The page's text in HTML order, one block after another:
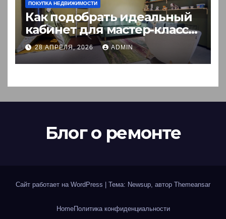
ПОКУПКА НЕДВИЖИМОСТИ
Как подобрать идеальный
кабинет для мастер-класса:
пошаговый гид
28 АПРЕЛЯ, 2026 ADMIN
Блог о ремонте
Сайт работает на WordPress | Тема: Newsup, автор Themeansar
HomeПолитика конфиденциальности